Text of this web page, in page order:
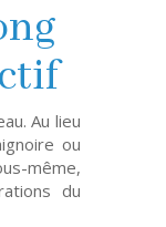
Au lieu
ou
même,
du